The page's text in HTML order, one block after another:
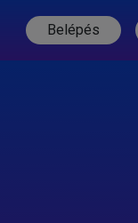
Belépés